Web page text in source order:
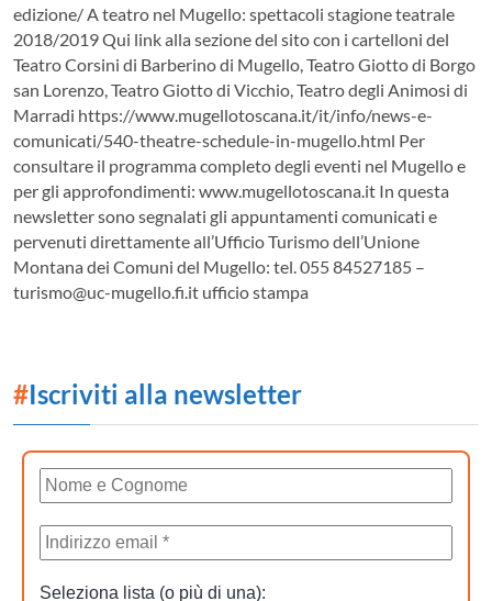
edizione/ A teatro nel Mugello: spettacoli stagione teatrale
2018/2019 Qui link alla sezione del sito con i cartelloni del
Teatro Corsini di Barberino di Mugello, Teatro Giotto di Borgo
san Lorenzo, Teatro Giotto di Vicchio, Teatro degli Animosi di
Marradi https://www.mugellotoscana.it/it/info/news-e-
comunicati/540-theatre-schedule-in-mugello.html Per
consultare il programma completo degli eventi nel Mugello e
per gli approfondimenti: www.mugellotoscana.it In questa
newsletter sono segnalati gli appuntamenti comunicati e
pervenuti direttamente all’Ufficio Turismo dell’Unione
Montana dei Comuni del Mugello: tel. 055 84527185 –
turismo@uc-mugello.fi.it ufficio stampa
#Iscriviti alla newsletter